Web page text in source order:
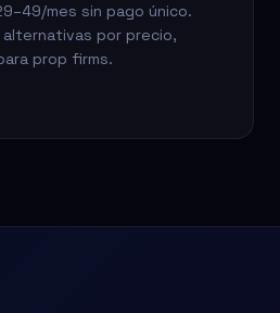
mes sin pago único.
alternativas por precio,
prop firms.